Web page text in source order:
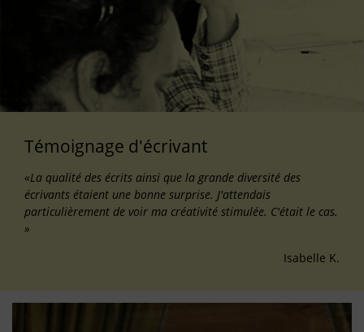
Témoignage d'écrivant
«La qualité des écrits ainsi que la grande diversité des
écrivants étaient une bonne surprise. J'attendais
particulièrement de voir ma créativité stimulée. C'était le cas.
»
Isabelle K.